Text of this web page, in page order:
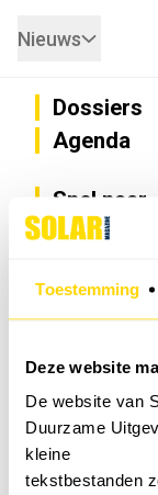
Toestemming
Deze website
De website van
Duurzame
kleine
tekstbestanden
Nieuws
Dossiers
Agenda
Snel naar
Privacy
Nieuwsbrief
Vacatures
English